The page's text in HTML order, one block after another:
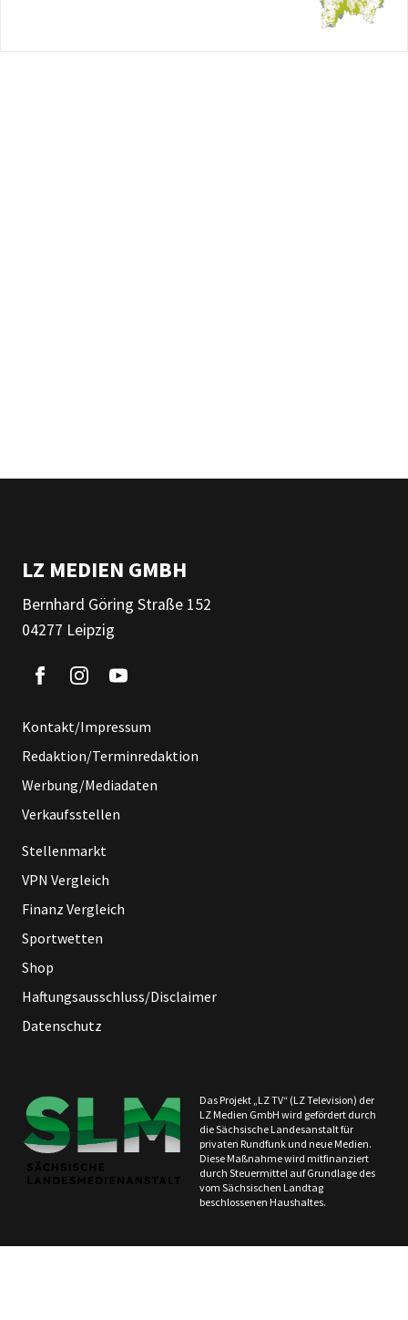
LZ MEDIEN GMBH
Bernhard Göring Straße 152
04277 Leipzig
Kontakt/Impressum
Redaktion/Terminredaktion
Werbung/Mediadaten
Verkaufsstellen
Stellenmarkt
VPN Vergleich
Finanz Vergleich
Sportwetten
Shop
Haftungsausschluss/Disclaimer
Datenschutz
Das Projekt „LZ TV“ (LZ Television) der
LZ Medien GmbH wird gefördert durch
die Sächsische Landesanstalt für
privaten Rundfunk und neue Medien.
Diese Maßnahme wird mitfinanziert
durch Steuermittel auf Grundlage des
vom Sächsischen Landtag
beschlossenen Haushaltes.